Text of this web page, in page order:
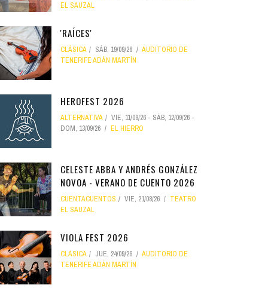
EL SAUZAL
'RAÍCES'
CLÁSICA SÁB, 19/09/26
AUDITORIO DE
TENERIFE ADÁN MARTÍN
HEROFEST 2026
ALTERNATIVA VIE, 11/09/26 - SÁB, 12/09/26 -
DOM, 13/09/26
EL HIERRO
CELESTE ABBA Y ANDRÉS GONZÁLEZ
NOVOA - VERANO DE CUENTO 2026
CUENTACUENTOS VIE, 21/08/26
TEATRO
EL SAUZAL
VIOLA FEST 2026
CLÁSICA JUE, 24/09/26
AUDITORIO DE
TENERIFE ADÁN MARTÍN